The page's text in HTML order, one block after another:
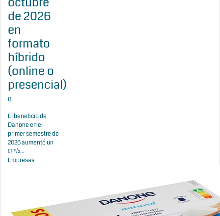
de 2026
en
formato
híbrido
(online o
presencial)
0
El beneficio de
Danone en el
primer semestre de
2026 aumentó un
13 %...
Empresas